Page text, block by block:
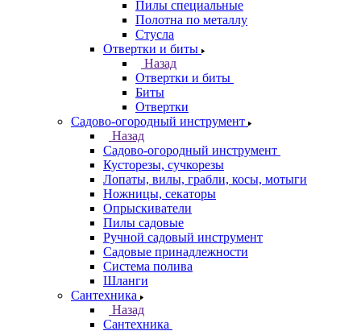
Пилы специальные
Полотна по металлу
Стусла
Отвертки и биты
Назад
Отвертки и биты
Биты
Отвертки
Садово-огородный инструмент
Назад
Садово-огородный инструмент
Кусторезы, сучкорезы
Лопаты, вилы, грабли, косы, мотыги
Ножницы, секаторы
Опрыскиватели
Пилы садовые
Ручной садовый инструмент
Садовые принадлежности
Система полива
Шланги
Сантехника
Назад
Сантехника